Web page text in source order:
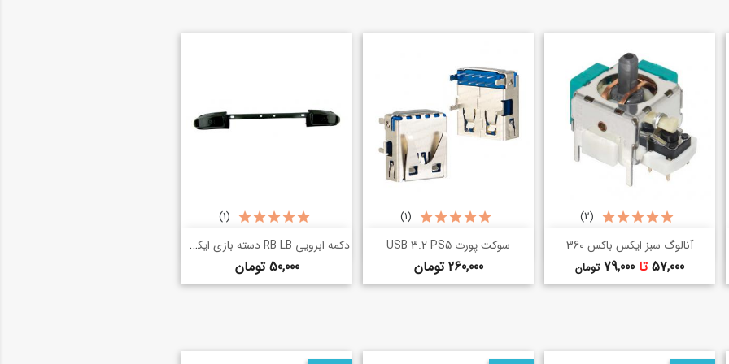
آنالوگ سبز ایکس باکس 360
قیمت 57,000 تا 79,000 تومان
(2)
shopping_basketخرید سریع سوکت پورت USB 3.2 PS5
قیمت260,000 تومان
(1)
shopping_basketخرید سریع
دکمه ابرویی RB LB دسته بازی ایکس باکس 360
قیمت50,000 تومان
(1)
shopping_basketخرید سریع